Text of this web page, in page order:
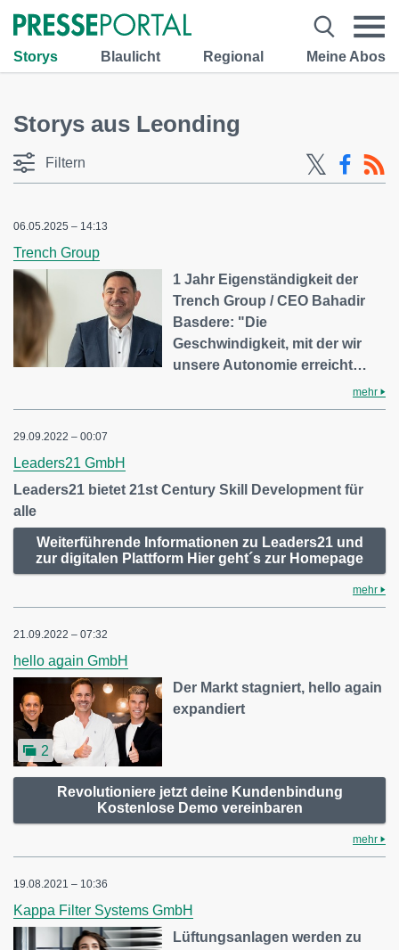
Storys Blaulicht Regional Meine Abos
Storys aus Leonding
Filtern
06.05.2025 – 14:13
Trench Group
1 Jahr Eigenständigkeit der
Trench Group / CEO Bahadir
Basdere: "Die
Geschwindigkeit, mit der wir
unsere Autonomie erreicht…
mehr
29.09.2022 – 00:07
Leaders21 GmbH
Leaders21 bietet 21st Century Skill Development für
alle
Weiterführende Informationen zu Leaders21 und
zur digitalen Plattform Hier geht´s zur Homepage
mehr
21.09.2022 – 07:32
hello again GmbH
2
Der Markt stagniert, hello again
expandiert
Revolutioniere jetzt deine Kundenbindung
Kostenlose Demo vereinbaren
mehr
19.08.2021 – 10:36
Kappa Filter Systems GmbH
Lüftungsanlagen werden zu